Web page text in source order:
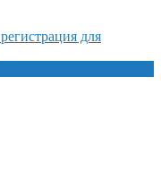
для